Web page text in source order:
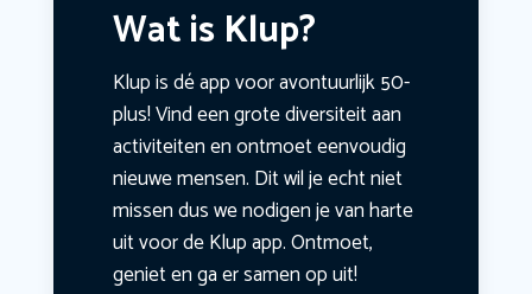
Wat is Klup?
Klup is dé app voor avontuurlijk 50-
plus! Vind een grote diversiteit aan
activiteiten en ontmoet eenvoudig
nieuwe mensen. Dit wil je echt niet
missen dus we nodigen je van harte
uit voor de Klup app. Ontmoet,
geniet en ga er samen op uit!